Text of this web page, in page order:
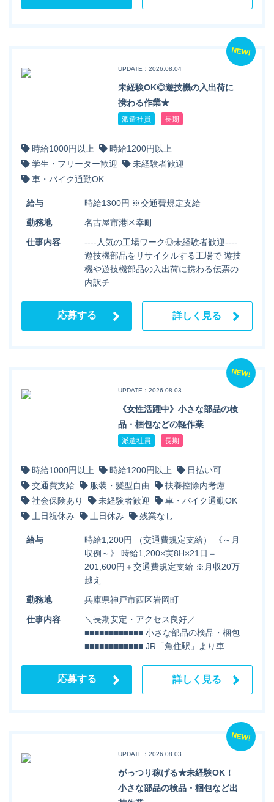
NEW!
UPDATE：2026.08.04
未経験OK◎遊技機の入出荷に
携わる作業★
派遣社員 長期
時給1000円以上
時給1200円以上
学生・フリーター歓迎
未経験者歓迎
車・バイク通勤OK
給与
時給1300円 ※交通費規定支給
勤務地
名古屋市港区幸町
仕事内容
----人気の工場ワーク◎未経験者歓迎----
遊技機部品をリサイクルする工場で 遊技
機や遊技機部品の入出荷に携わる伝票の
内訳チ…
応募する 詳しく見る
NEW!
UPDATE：2026.08.03
《女性活躍中》小さな部品の検
品・梱包などの軽作業
派遣社員 長期
時給1000円以上 時給1200円以上
日払い可
交通費支給
服装・髪型自由
扶養控除内考慮
社会保険あり
未経験者歓迎
車・バイク通勤OK
土日祝休み
土日休み 残業なし
給与
時給1,200円 （交通費規定支給） 《～月
収例～》 時給1,200×実8H×21日＝
201,600円＋交通費規定支給 ※月収20万
越え
勤務地
兵庫県神戸市西区岩岡町
仕事内容
＼長期安定・アクセス良好／
■■■■■■■■■■■■ 小さな部品の検品・梱包
■■■■■■■■■■■■ JR「魚住駅」より車…
応募する 詳しく見る
NEW!
UPDATE：2026.08.03
がっつり稼げる★未経験OK！
小さな部品の検品・梱包など出